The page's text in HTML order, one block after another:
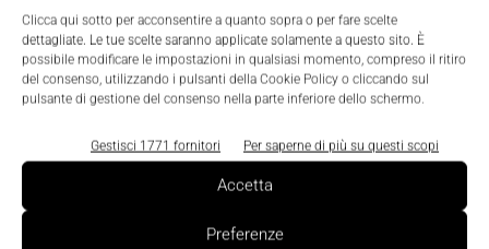
Clicca qui sotto per acconsentire a quanto sopra o per fare scelte
dettagliate. Le tue scelte saranno applicate solamente a questo sito. È
possibile modificare le impostazioni in qualsiasi momento, compreso il ritiro
del consenso, utilizzando i pulsanti della Cookie Policy o cliccando sul
pulsante di gestione del consenso nella parte inferiore dello schermo.
Gestisci 1771 fornitori Per saperne di più su questi scopi
Accetta
Preferenze